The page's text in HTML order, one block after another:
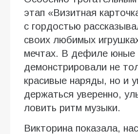
этап «Визитная
с гордостью
своих любимых
мечтах. В дефиле юные
демонстрировали не
красивые наряды, но и
держаться уверенно,
ловить ритм музыки.
Викторина показала,